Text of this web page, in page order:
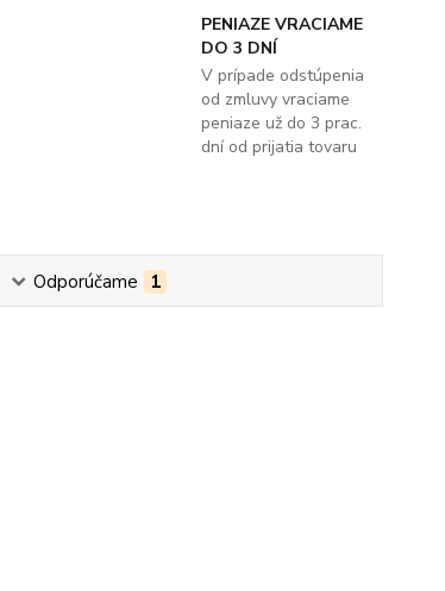
PENIAZE VRACIAME
DO 3 DNÍ
V prípade odstúpenia
od zmluvy vraciame
peniaze už do 3 prac.
dní od prijatia tovaru
Odporúčame 1